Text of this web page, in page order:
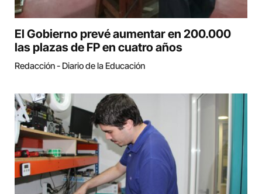
El Gobierno prevé aumentar en 200.000
las plazas de FP en cuatro años
Redacción - Diario de la Educación